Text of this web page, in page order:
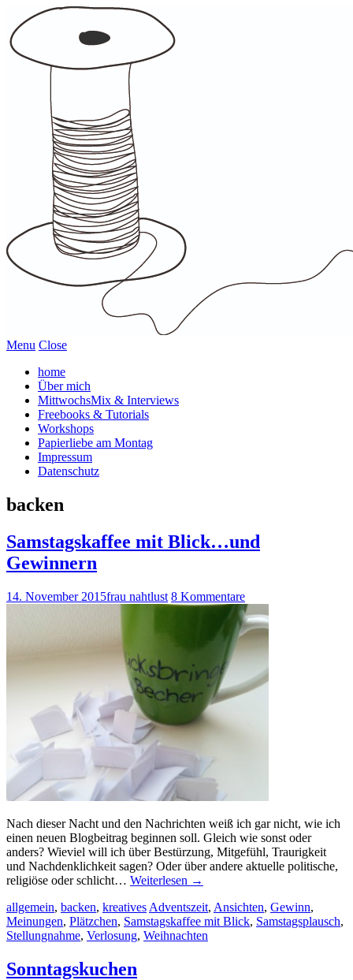
Menu Close
home
Über mich
MittwochsMix & Interviews
Freebooks & Tutorials
Workshops
Papierliebe am Montag
Impressum
Datenschutz
backen
Samstagskaffee mit Blick…und
Gewinnern
14. November 2015frau nahtlust 8 Kommentare
Nach dieser Nacht und den Nachrichten weiß ich gar nicht, wie ich
einen neuen Blogbeitrag beginnen soll. Gleich wie sonst oder
anders? Wieviel will ich über Bestürzung, Mitgefühl, Traurigkeit
und Nachdenklichkeit sagen? Oder über andere aktuelle politische,
religiöse oder schlicht… Weiterlesen →
allgemein, backen, kreatives Adventszeit, Ansichten, Gewinn,
Meinungen, Plätzchen, Samstagskaffee mit Blick, Samstagsplausch,
Stellungnahme, Verlosung, Weihnachten
Sonntagskuchen